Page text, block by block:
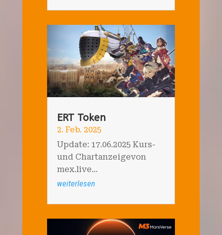
ERT Token
2. Feb. 2025
Update: 17.06.2025 Kurs-
und Chartanzeigevon
mex.live...
weiterlesen